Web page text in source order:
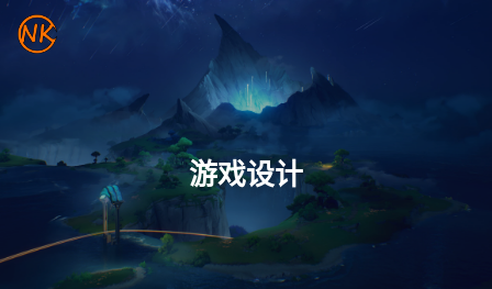
游戏设计